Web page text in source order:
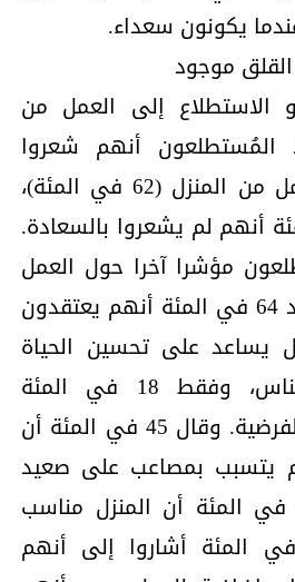
يكونون سعداء.
موجود
الاستطلاع إلى العمل من
المُستطلعون أنهم شعروا
بالسعادة نتيجة العمل من المنزل (62 في المئة)،
في المئة أنهم لم يشعروا بالسعادة.
مؤشرا آخرا حول العمل
من المنزل، عندما أكد 64 في المئة أنهم يعتقدون
يساعد على تحسين الحياة
المنزلية لمعظم الناس، وفقط 18 في المئة
اعترضوا على هذه الفرضية. وقال 45 في المئة أن
يتسبب بمصاعب على صعيد
العلاقات، واعتبر 47 في المئة أن المنزل مناسب
للعمل، إلا أن 52 في المئة أشاروا إلى أنهم